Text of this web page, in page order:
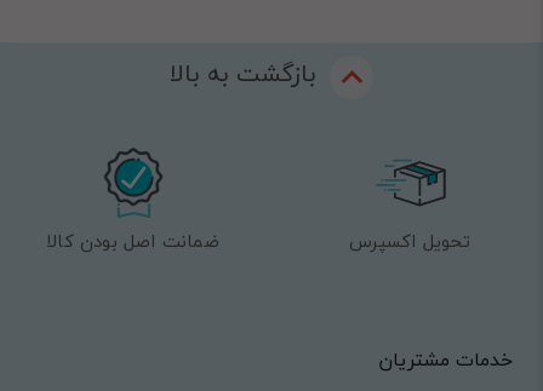
بازگشت به بالا
تحویل اکسپرس ضمانت اصل بودن کالا
خدمات مشتریان